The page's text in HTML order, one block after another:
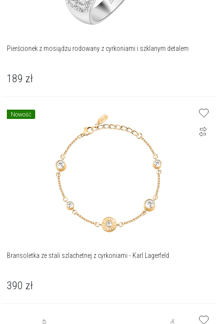
Pierścionek z mosiądzu rodowany z cyrkoniami i szklanym detalem
189 zł
Nowość
Bransoletka ze stali szlachetnej z cyrkoniami - Karl Lagerfeld
390 zł